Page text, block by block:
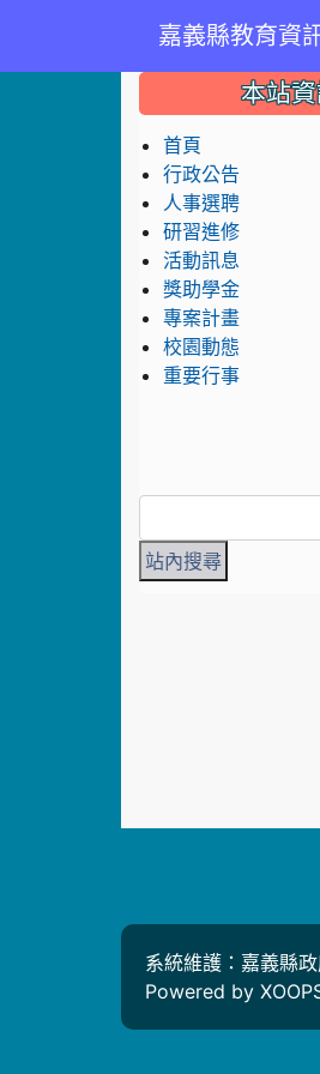
嘉義縣教育資
::: 本站
首頁
行政公告
人事選聘
研習進修
活動訊息
獎助學金
專案計畫
校園動態
重要行事
系統維護：嘉義縣
Powered by